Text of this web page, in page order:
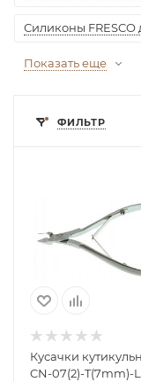
Силиконы FRESCO
Показать еще
ФИЛЬТР
Кусачки
CN-07(2)-T(7mm)-